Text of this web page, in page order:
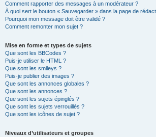
Comment rapporter des messages à un modérateur ?
À quoi sert le bouton « Sauvegarder » dans la page de
Pourquoi mon message doit être validé ?
Comment remonter mon sujet ?
Mise en forme et types de sujets
Que sont les BBCodes ?
Puis-je utiliser le HTML ?
Que sont les smileys ?
Puis-je publier des images ?
Que sont les annonces globales ?
Que sont les annonces ?
Que sont les sujets épinglés ?
Que sont les sujets verrouillés ?
Que sont les icônes de sujet ?
Niveaux d’utilisateurs et groupes